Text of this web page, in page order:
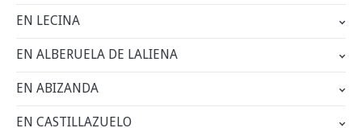
EN LECINA
EN ALBERUELA DE LALIENA
EN ABIZANDA
EN CASTILLAZUELO